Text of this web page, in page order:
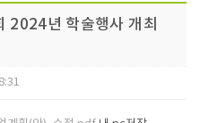
2024년 학술행사 개최